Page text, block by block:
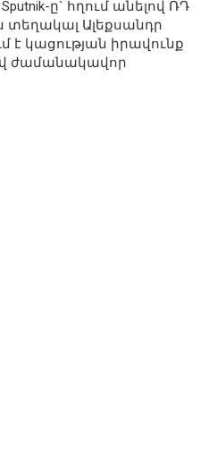
ը` հղում անելով ՌԴ
Ալեքսանդր
է կացության իրավունք
ժամանակավոր